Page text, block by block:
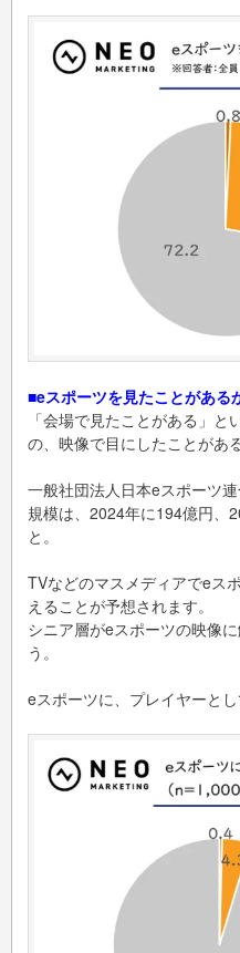
■eスポーツを見たことがある
「会場で見たことがある」
の、映像で目にしたことがあ
一般社団法人日本eスポーツ
規模は、2024年に194億円、
と。
TVなどのマスメディアでeス
えることが予想されます。
シニア層がeスポーツの映像
う。
eスポーツに、プレイヤーと